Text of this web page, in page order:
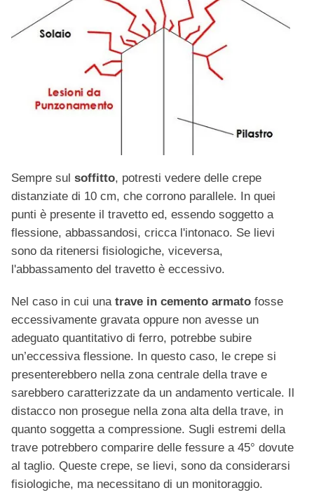
Sempre sul soffitto, potresti vedere delle crepe
distanziate di 10 cm, che corrono parallele. In quei
punti è presente il travetto ed, essendo soggetto a
flessione, abbassandosi, cricca l'intonaco. Se lievi
sono da ritenersi fisiologiche, viceversa,
l'abbassamento del travetto è eccessivo.
Nel caso in cui una trave in cemento armato fosse
eccessivamente gravata oppure non avesse un
adeguato quantitativo di ferro, potrebbe subire
un’eccessiva flessione. In questo caso, le crepe si
presenterebbero nella zona centrale della trave e
sarebbero caratterizzate da un andamento verticale. Il
distacco non prosegue nella zona alta della trave, in
quanto soggetta a compressione. Sugli estremi della
trave potrebbero comparire delle fessure a 45° dovute
al taglio. Queste crepe, se lievi, sono da considerarsi
fisiologiche, ma necessitano di un monitoraggio.